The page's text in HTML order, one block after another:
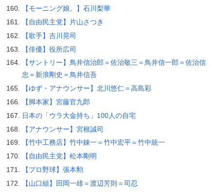
【モーニング娘。】石川梨華
【自由民主党】片山さつき
【歌手】吉川晃司
【俳優】役所広司
【サントリー】鳥井信治郎＝佐治敬三＝鳥井信一郎＝佐治信
忠＝新浪剛史＝鳥井信吾
【ゆず・アナウンサー】北川悠仁＝高島彩
【脚本家】宮藤官九郎
日本の「ウラ大金持ち」100人の自宅
【アナウンサー】宮根誠司
【竹中工務店】竹中錬一＝竹中宏平＝竹中統一
【自由民主党】松本剛明
【プロ野球】張本勲
【山口組】田岡一雄＝渡辺芳則＝司忍